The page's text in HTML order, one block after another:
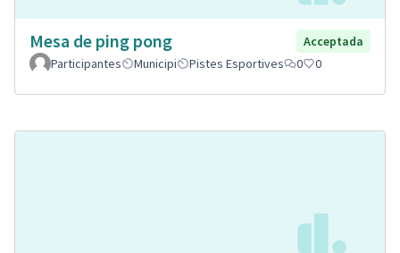
Mesa de ping pong
Acceptada
Participantes
Municipi Pistes Esportives 0 0